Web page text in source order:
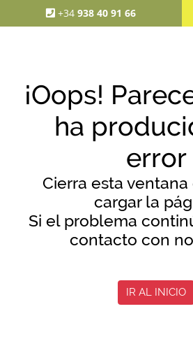
+34938 40 91 66
¡Oops!
ha
error
Cierra esta
cargar la
Si el problema
contacto con
IR AL INICIO